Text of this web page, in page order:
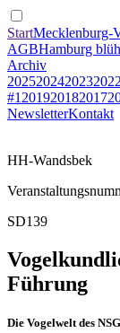
StartMecklenburg-
AGBHamburg
Archiv
2025202420232022
#1 201920182017
NewsletterKontakt
HH-Wandsbek
SD139
Führung
Die Vogelwelt des